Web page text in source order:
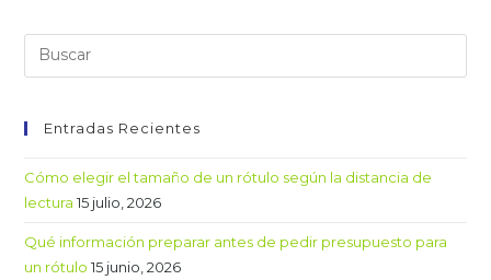
Entradas Recientes
Cómo elegir el tamaño de un rótulo según la distancia de
lectura 15 julio, 2026
Qué información preparar antes de pedir presupuesto para
un rótulo 15 junio, 2026